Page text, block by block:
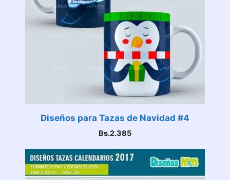
Diseños para Tazas de Navidad #4
Bs.2.385